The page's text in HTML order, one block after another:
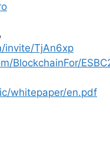
,
invite/TjAn6xp
BlockchainFor/
whitepaper/en.pdf